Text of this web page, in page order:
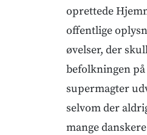
oprettede
offentlige
øvelser, der
befolkningen
supermagter
selvom der
mange